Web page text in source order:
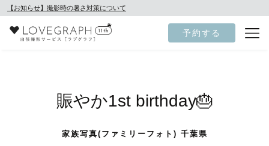
【お知らせ】撮影時の暑さ対策について
予約する
賑やか1st birthday🎂
家族写真(ファミリーフォト) 千葉県